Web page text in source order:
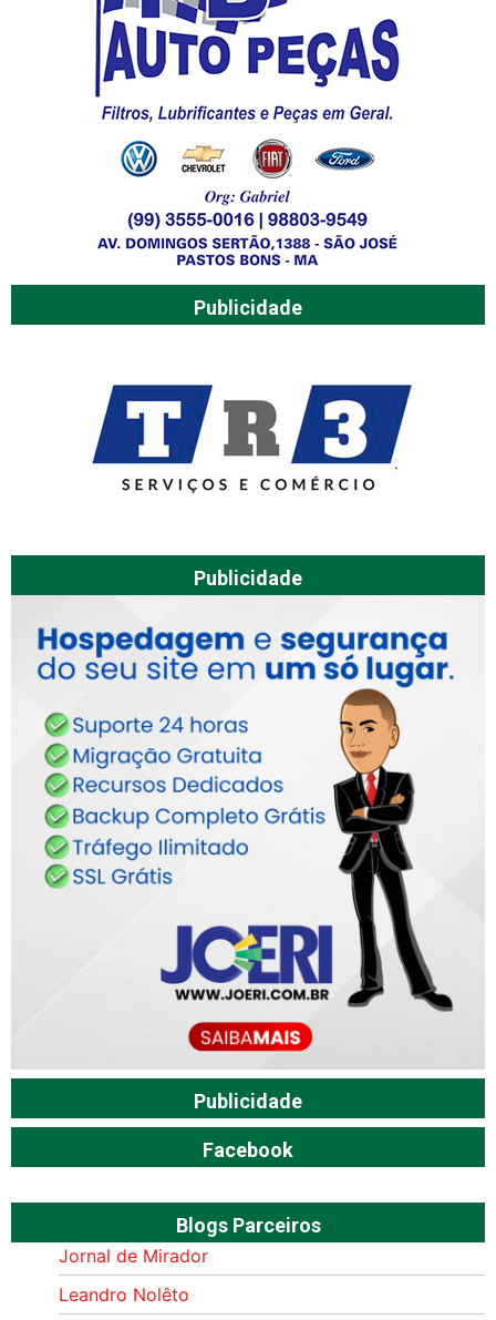
Publicidade
Publicidade
Publicidade
Facebook
Blogs Parceiros
Jornal de Mirador
Leandro Nolêto